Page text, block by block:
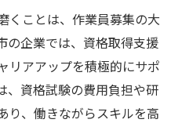
くことは、作業員募集の大
の企業では、資格取得支援
リアアップを積極的にサポ
、資格試験の費用負担や研
り、働きながらスキルを高